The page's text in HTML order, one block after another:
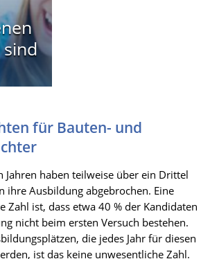
für Bauten- und
Jahren haben teilweise über ein Drittel
ihre Ausbildung abgebrochen. Eine
Zahl ist, dass etwa 40 % der Kandidaten
nicht beim ersten Versuch bestehen.
die jedes Jahr für diesen
ist das keine unwesentliche Zahl.